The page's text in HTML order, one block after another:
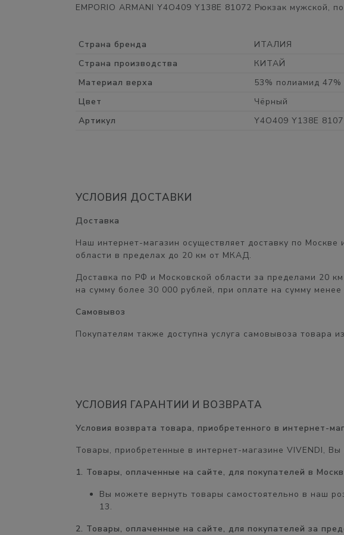
EMPORIO ARMANI Y4O409 Y138E 81072 Рюкзак мужской,
Страна бренда
ИТАЛИЯ
Страна производства
КИТАЙ
Материал верха
53% полиамид 47%
Цвет
Чёрный
Артикул
Y4O409 Y138E
УСЛОВИЯ ДОСТАВКИ
Доставка
Наш интернет-магазин осуществляет доставку по Москве
области в пределах до 20 км от МКАД.
Доставка по РФ и Московской области за пределами 20
на сумму более 30 000 рублей, при оплате на сумму
Самовывоз
Покупателям также доступна услуга самовывоза товара
УСЛОВИЯ ГАРАНТИИ И ВОЗВРАТА
Условия возврата товара, приобретенного в интернет-
Товары, приобретенные в интернет-магазине VIVENDI,
1. Товары, оплаченные на сайте, для покупателей в
Вы можете вернуть товары самостоятельно в наш
13.
2. Товары, оплаченные на сайте, для покупателей за